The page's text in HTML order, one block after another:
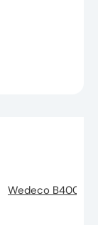
Wedeco B400XL